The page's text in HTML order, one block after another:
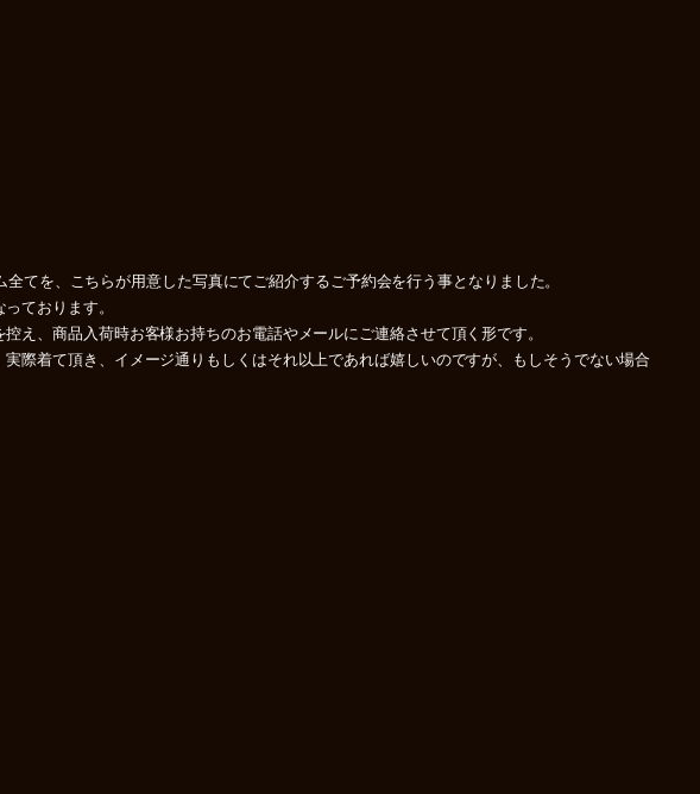
てを、こちらが用意した写真にてご紹介するご予約会を行う事となりました。
ております。
え、商品入荷時お客様お持ちのお電話やメールにご連絡させて頂く形です。
際着て頂き、イメージ通りもしくはそれ以上であれば嬉しいのですが、もしそうでない場合